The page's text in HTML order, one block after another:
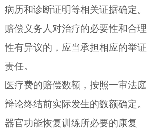
病历和诊断证明等相关证据确定。
赔偿义务人对治疗的必要性和合理
性有异议的，应当承担相应的举证
责任。
医疗费的赔偿数额，按照一审法庭
辩论终结前实际发生的数额确定。
器官功能恢复训练所必要的康复